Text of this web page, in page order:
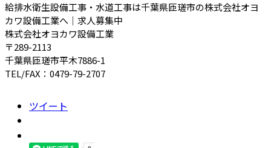
給排水衛生設備工事・水道工事は千葉県匝瑳市の株式会社オヨ
カワ設備工業へ｜求人募集中
株式会社オヨカワ設備工業
〒289-2113
千葉県匝瑳市平木7886-1
TEL/FAX：0479-79-2707
ツイート